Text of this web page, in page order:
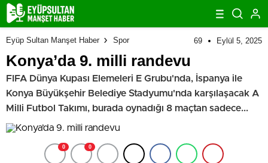
Eyüp Sultan Manşet Haber Spor 69 Eylül 5, 2025
Konya’da 9. milli randevu
FIFA Dünya Kupası Elemeleri E Grubu'nda, İspanya ile
Konya Büyükşehir Belediye Stadyumu'nda karşılaşacak A
Milli Futbol Takımı, burada oynadığı 8 maçtan sadece...
0 0